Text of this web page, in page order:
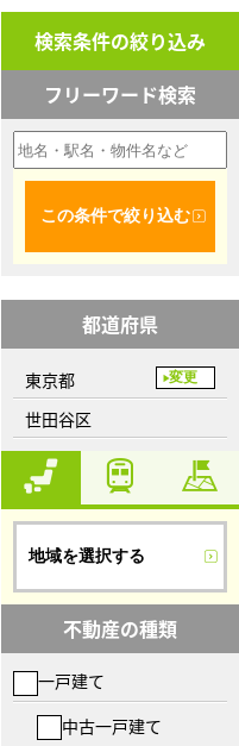
検索条件の絞り込み
フリーワード検索
この条件で絞り込む
都道府県
東京都 変更
世田谷区
地域を選択する
不動産の種類
一戸建て
中古一戸建て